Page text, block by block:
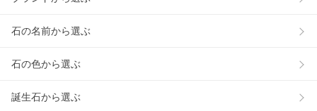
石の名前から選ぶ
石の色から選ぶ
誕生石から選ぶ